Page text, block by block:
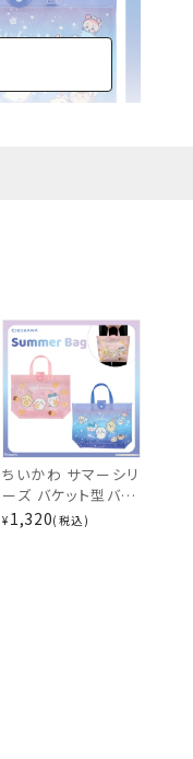
ちいかわ サマーシリ
ーズ バケット型バッ
グ ＜星空/ドーナッ
¥ 1,320 税込